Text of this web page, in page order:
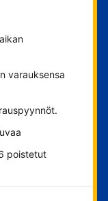
varauksensa
poistetut